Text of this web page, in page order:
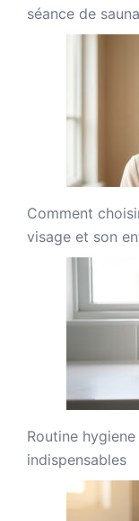
séance de sauna
Comment
visage et son
Routine
indispensables